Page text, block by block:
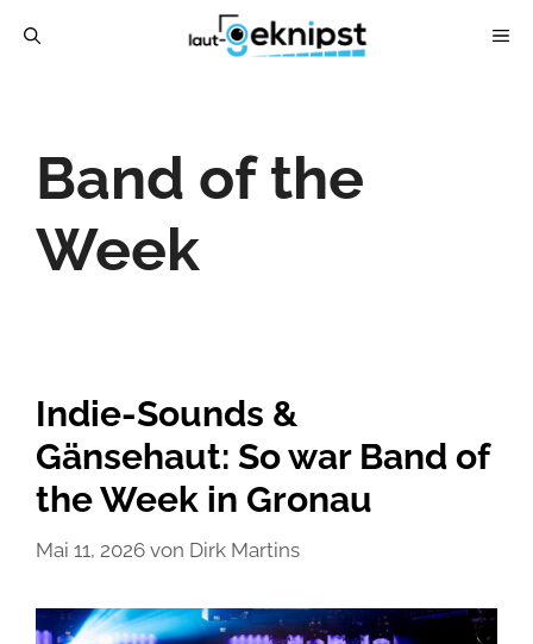
Band of the
Week
Indie-Sounds &
Gänsehaut: So war Band of
the Week in Gronau
Mai 11, 2026 von Dirk Martins